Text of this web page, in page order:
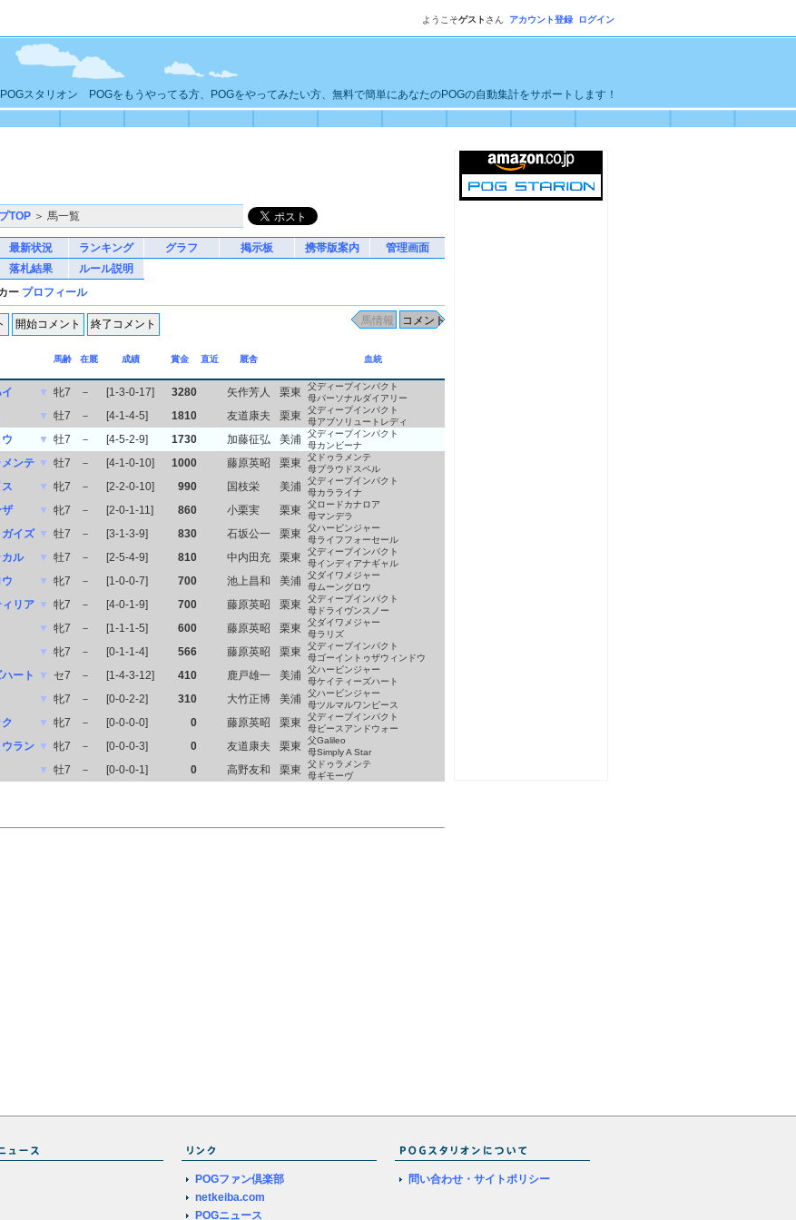
ようこそゲスト さん アカウント登録 ログイン
POGスタリオン POGをもうやってる方、POGをやってみたい方、無料で簡単にあなたのPOGの自動集計をサポートします！
TOP ＞ 馬一覧
最新状況 ランキング グラフ 掲示板 携帯版案内
管理画面
落札結果
ルール説明
ー プロフィール
馬齢 在厩 成績 賞金 直近 厩舎 血統
▼ 牝7 － [1-3-0-17] 3280 矢作芳人 栗東
父ディープインパクト
母パーソナルダイアリー
▼ 牡7 － [4-1-4-5] 1810 友道康夫 栗東
父ディープインパクト
母アブソリュートレディ
▼ 牡7 － [4-5-2-9] 1730 加藤征弘 美浦
父ディープインパクト
母カンビーナ
ンテ ▼ 牡7 － [4-1-0-10] 1000 藤原英昭 栗東
父ドゥラメンテ
母プラウドスペル
▼ 牝7 － [2-2-0-10] 990 国枝栄 美浦
父ディープインパクト
母カラライナ
ザ ▼ 牝7 － [2-0-1-11] 860 小栗実 栗東
父ロードカナロア
母マンデラ
イズ ▼ 牡7 － [3-1-3-9] 830 石坂公一 栗東
父ハービンジャー
母ライフフォーセール
ル ▼ 牡7 － [2-5-4-9] 810 中内田充 栗東
父ディープインパクト
母インディアナギャル
▼ 牝7 － [1-0-0-7] 700 池上昌和 美浦
父ダイワメジャー
母ムーングロウ
リア ▼ 牝7 － [4-0-1-9] 700 藤原英昭 栗東
父ディープインパクト
母ドライヴンスノー
▼ 牝7 － [1-1-1-5] 600 藤原英昭 栗東
父ダイワメジャー
母ラリズ
▼ 牝7 － [0-1-1-4] 566 藤原英昭 栗東
父ディープインパクト
母ゴーイントゥザウィンドウ
ート ▼ セ7 － [1-4-3-12] 410 鹿戸雄一 美浦
父ハービンジャー
母ケイティーズハート
▼ 牝7 － [0-0-2-2] 310 大竹正博 美浦
父ハービンジャー
母ツルマルワンピース
▼ 牝7 － [0-0-0-0] 0 藤原英昭 栗東
父ディープインパクト
母ピースアンドウォー
ウラン ▼ 牝7 － [0-0-0-3] 0 友道康夫 栗東
父Galileo
母Simply A Star
▼ 牡7 － [0-0-0-1] 0 高野友和 栗東
父ドゥラメンテ
母ギモーヴ
POGファン倶楽部
netkeiba.com
POGニュース
問い合わせ・サイトポリシー